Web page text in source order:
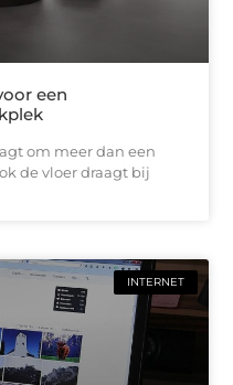
een
om meer dan een
de vloer draagt bij
INTERNET